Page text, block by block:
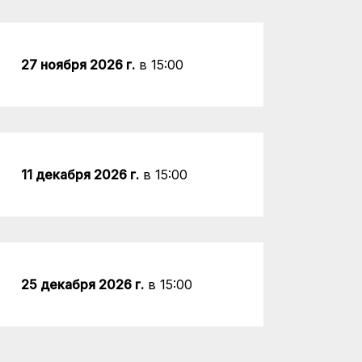
27 ноября 2026 г. в 15:00
11 декабря 2026 г. в 15:00
25 декабря 2026 г. в 15:00